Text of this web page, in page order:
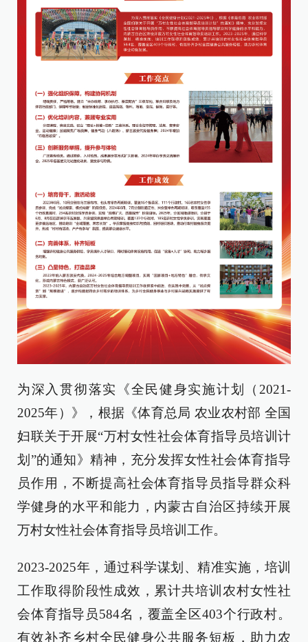
为深入贯彻落实《全民健身实施计划（2021-
2025年）》，根据《体育总局 农业农村部 全国
妇联关于开展“万村女性社会体育指导员培训计
划”的通知》精神，充分发挥女性社会体育指导
员作用，不断提高社会体育指导员指导群众科
学健身的水平和能力，内蒙古自治区持续开展
万村女性社会体育指导员培训工作。
2023-2025年，通过科学谋划、 精准实施，培训
工作取得阶段性成效，累计共培训农村女性社
会体育指导员584名，覆盖全区403个行政村。
有效补齐乡村全民健身公共服务短板，助力农